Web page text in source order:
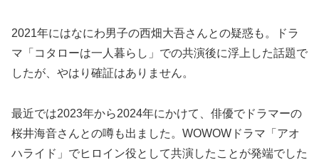
2021年にはなにわ男子の西畑大吾さんとの疑惑も。ドラ
マ「コタローは一人暮らし」での共演後に浮上した話題で
したが、やはり確証はありません。
最近では2023年から2024年にかけて、俳優でドラマーの
桜井海音さんとの噂も出ました。WOWOWドラマ「アオ
ハライド」でヒロイン役として共演したことが発端でした